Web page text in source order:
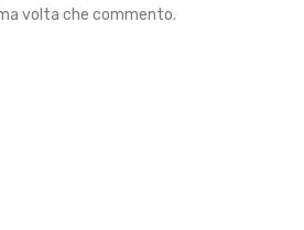
volta che commento.